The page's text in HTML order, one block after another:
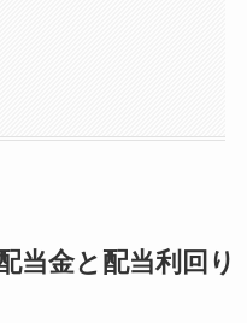
当金と配当利回り